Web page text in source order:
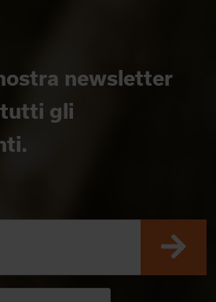
newsletter
gli